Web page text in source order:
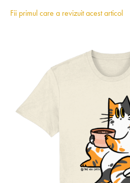
Fii primul care a revizuit acest articol